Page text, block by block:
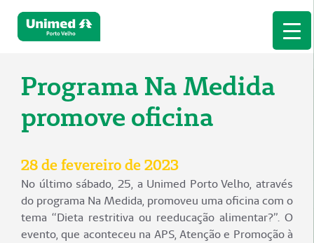
Programa Na Medida
promove oficina
28 de fevereiro de 2023
No último sábado, 25, a Unimed Porto Velho, através
do programa Na Medida, promoveu uma oficina com o
tema “Dieta restritiva ou reeducação alimentar?”. O
evento, que aconteceu na APS, Atenção e Promoção à